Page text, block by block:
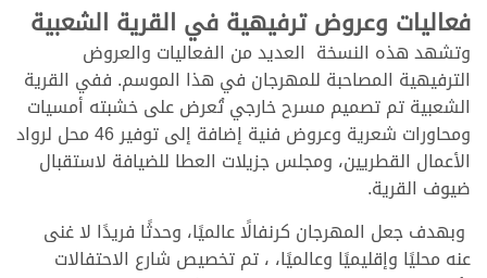
فعاليات وعروض ترفيهية في القرية الشعبية
وتشهد هذه النسخة العديد من الفعاليات والعروض
الترفيهية المصاحبة للمهرجان في هذا الموسم. ففي القرية
الشعبية تم تصميم مسرح خارجي تُعرض على خشبته أمسيات
ومحاورات شعرية وعروض فنية إضافة إلى توفير 46 محل لرواد
الأعمال القطريين، ومجلس جزيلات العطا للضيافة لاستقبال
ضيوف القرية.
وبهدف جعل المهرجان كرنفالًا عالميًا، وحدثًا فريدًا لا غنى
عنه محليًا وإقليميًا وعالميًا، ، تم تخصيص شارع الاحتفالات